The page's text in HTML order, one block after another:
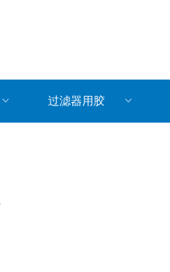
ꀁ ꀁ
过滤器用胶